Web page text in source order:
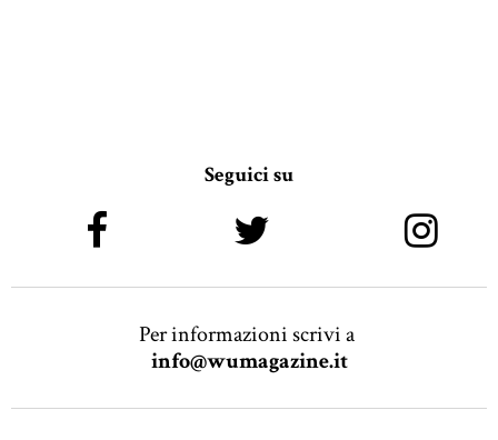
Seguici su
Per informazioni scrivi a
info@wumagazine.it